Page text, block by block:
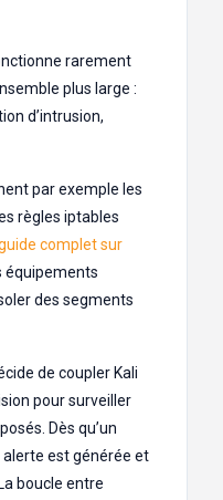
rarement
plus large :
d’intrusion,
par exemple les
règles iptables
complet sur
équipements
des segments
de coupler Kali
pour surveiller
Dès qu’un
est générée et
boucle entre